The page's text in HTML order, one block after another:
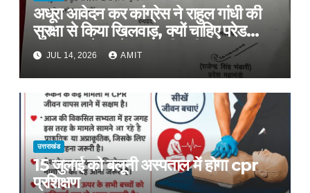
अधूरा आवेदन कर कांग्रेस ने राहुल गांधी की
सुरक्षा से किया खिलवाड़, क्यों चाहिए परेड
ग्राउंड, आवेदन में बताया ही नहीं
JUL 14, 2026 AMIT
उत्तराखंड
15 जुलाई को बलूनी अस्पताल में होगा cpr
प्रशिक्षण